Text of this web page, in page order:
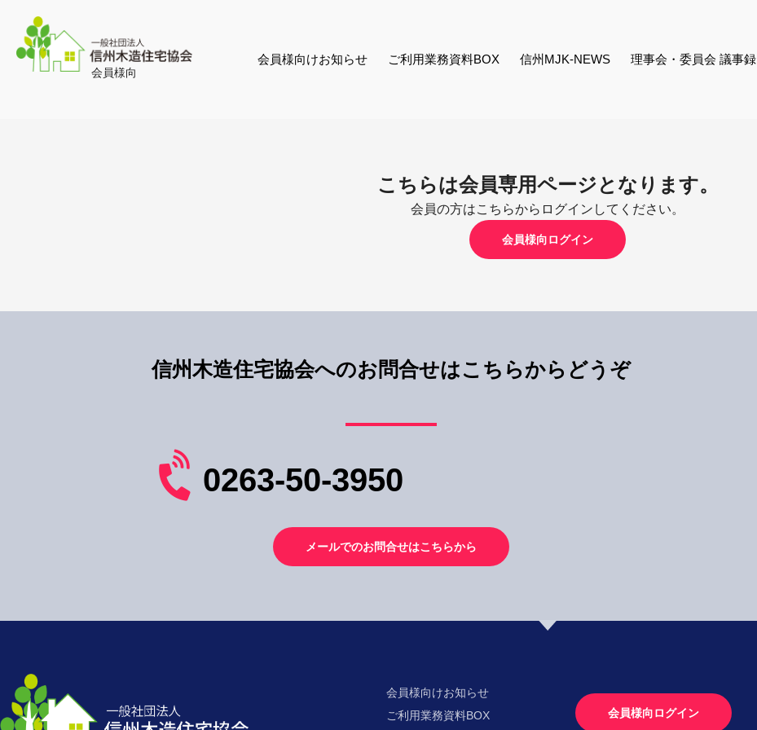
会員様向
会員様向けお知らせ ご利用業務資料BOX 信州MJK-NEWS 理事会・委員会 議事録
こちらは会員専用ページとなります。
会員の方はこちらからログインしてください。
会員様向ログイン
信州木造住宅協会へのお問合せはこちらからどうぞ
0263-50-3950
メールでのお問合せはこちらから
会員様向けお知らせ
ご利用業務資料BOX
会員様向ログイン